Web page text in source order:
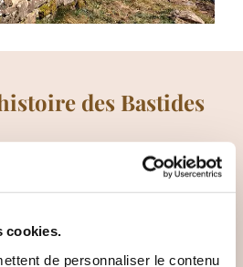
cookies.
de personnaliser le contenu
des Bastides
vous invite à plonger dans
au cœur des GR68 (tour du
Stevenson). Ce gîte d'étape